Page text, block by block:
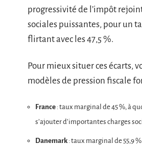
progressivité de l’impôt
sociales puissantes, pour un
flirtant avec les 47,5 %.
Pour mieux situer ces écarts,
modèles de pression fiscale
France : taux marginal de 45 %, à
s’ajouter d’importantes charges
Danemark : taux marginal de 55,9 %